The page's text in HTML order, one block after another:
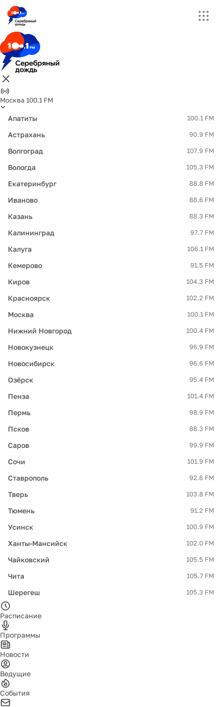
Москва 100.1 FM
Апатиты 100.1 FM
Астрахань 90.9 FM
Волгоград 107.9 FM
Вологда 105.3 FM
Екатеринбург 88.8 FM
Иваново 88.6 FM
Казань 88.3 FM
Калининград 97.7 FM
Калуга 106.1 FM
Кемерово 91.5 FM
Киров 104.3 FM
Красноярск 102.2 FM
Москва 100.1 FM
Нижний Новгород 100.4 FM
Новокузнецк 96.9 FM
Новосибирск 96.6 FM
Озёрск 95.4 FM
Пенза 101.4 FM
Пермь 98.9 FM
Псков 88.3 FM
Саров 99.9 FM
Сочи 101.9 FM
Ставрополь 92.6 FM
Тверь 103.8 FM
Тюмень 91.2 FM
Усинск 100.9 FM
Ханты-Мансийск 102.0 FM
Чайковский 105.5 FM
Чита 105.7 FM
Шерегеш 105.3 FM
Расписание
Программы
Новости
Ведущие
События